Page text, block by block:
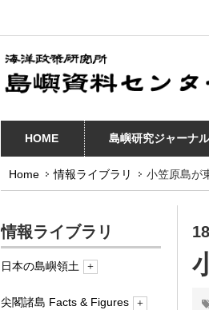
HOME 島嶼研究ジャーナル
Home 情報ライブラリ 小笠原島が
情報ライブラリ
日本の島嶼領土
概要
尖閣諸島 Facts & Figures